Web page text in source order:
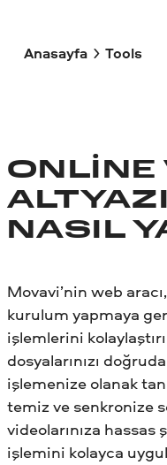
Anasayfa Tools
ONLINE
NASIL
Movavi’nin web
kurulum yapmaya
işlemlerini
dosyalarınızı
işlemenize olanak
temiz ve senkronize
videolarınıza hassas
işlemini kolayca